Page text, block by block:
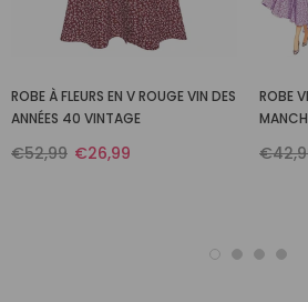
ROBE À FLEURS EN V ROUGE VIN DES
ANNÉES 40 VINTAGE
€52,99 €26,99
ROBE